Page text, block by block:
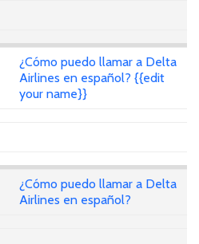
¿Cómo puedo llamar a Delta
Airlines en español? {{edit
your name}}
¿Cómo puedo llamar a Delta
Airlines en español?